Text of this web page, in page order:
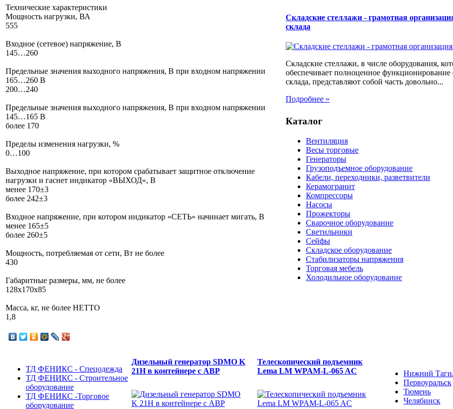
Технические характеристики
Мощность нагрузки, ВА
555
Входное (сетевое) напряжение, В
145…260
Предельные значения выходного напряжения, В при входном напряжении
165…260 В
200…240
Предельные значения выходного напряжения, В при входном напряжении
145…165 В
более 170
Пределы изменения нагрузки, %
0…100
Выходное напряжение, при котором срабатывает защитное отключение
нагрузки и гаснет индикатор «ВЫХОД», В
менее 170±3
более 242±3
Входное напряжение, при котором индикатор «СЕТЬ» начинает мигать, В
менее 165±5
более 260±5
Мощность, потребляемая от сети, Вт не более
430
Габаритные размеры, мм, не более
128х170х85
Масса, кг, не более НЕТТО
1,8
Складские стеллажи - грамотная
склада
Складские стеллажи, в числе оборудования,
обеспечивает полноценное функционирование
склада, представляют собой часть довольно...
Подробнее »
Каталог
Вентиляция
Весы торговые
Генераторы
Грузоподъемное оборудование
Кабели, переходники, разветвители
Керамогранит
Компрессоры
Насосы
Прожекторы
Сварочное оборудование
Светильники
Сейфы
Складское оборудование
Стабилизаторы напряжения
Торговая мебель
Холодильное оборудование
ТД ФЕНИКС - Спецодежда
ТД ФЕНИКС - Строительное
оборудование
ТД ФЕНИКС -Торговое
оборудование
Дизельный генератор SDMO K
21H в контейнере с АВР
Телескопический подъемник
Lema LM WPAM-L-065 AC
Нижний
Первоуральск
Тюмень
Челябинск